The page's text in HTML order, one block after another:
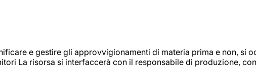
e gestire gli approvvigionamenti di materia prima e non, si
La risorsa si interfaccerà con il responsabile di produzione,